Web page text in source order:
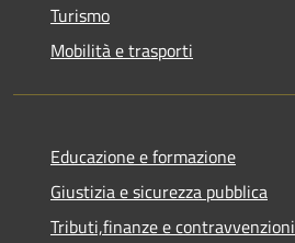
Turismo
Mobilità e trasporti
Educazione e formazione
Giustizia e sicurezza pubblica
Tributi,finanze e contravvenzioni